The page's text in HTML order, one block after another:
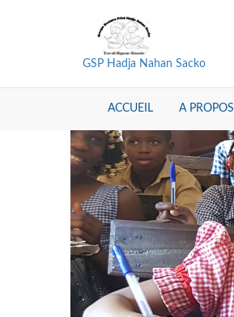
GSP Hadja Nahan Sacko
ACCUEIL A PROPOS